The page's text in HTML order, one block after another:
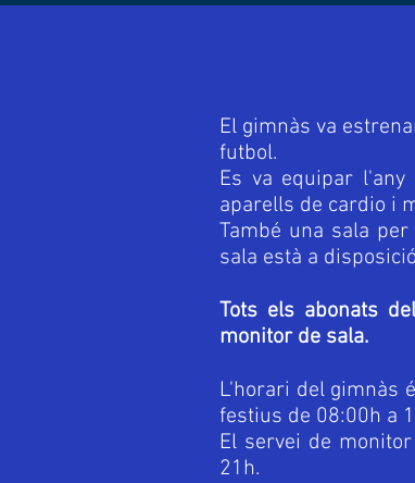
El gimnàs va
futbol.
Es va equipar
aparells de cardio i
També una sala
sala està a
Tots els abonats
monitor de sala.
L'horari del gimnàs
festius de 08:00h a
El servei de
21h.